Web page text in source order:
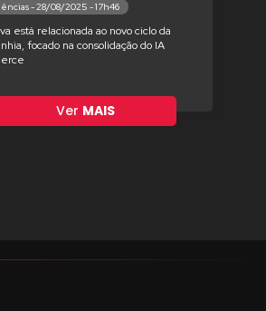
- 28/08/2025 - 17h46
está relacionada ao novo ciclo da
focado na consolidação do IA
Ver MAIS